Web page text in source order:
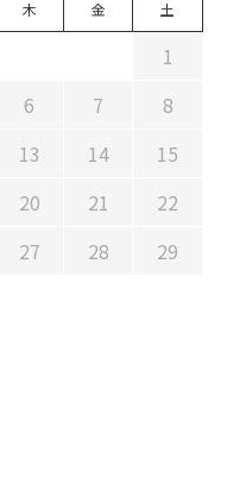
木 金 土
1
6 7
8
13 14
15
20 21
22
27 28
29